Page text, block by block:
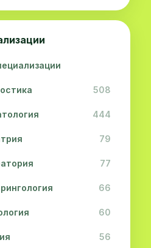
область 5
область
область
область 2
область 2
508
444
79
77
66
60
56